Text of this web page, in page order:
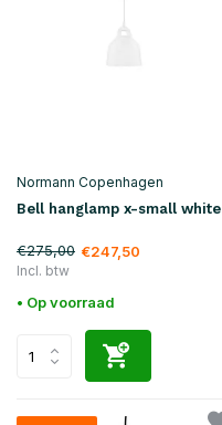
Normann Copenhagen
Bell hanglamp x-small white
€275,00 €247,50
Incl. btw
• Op voorraad